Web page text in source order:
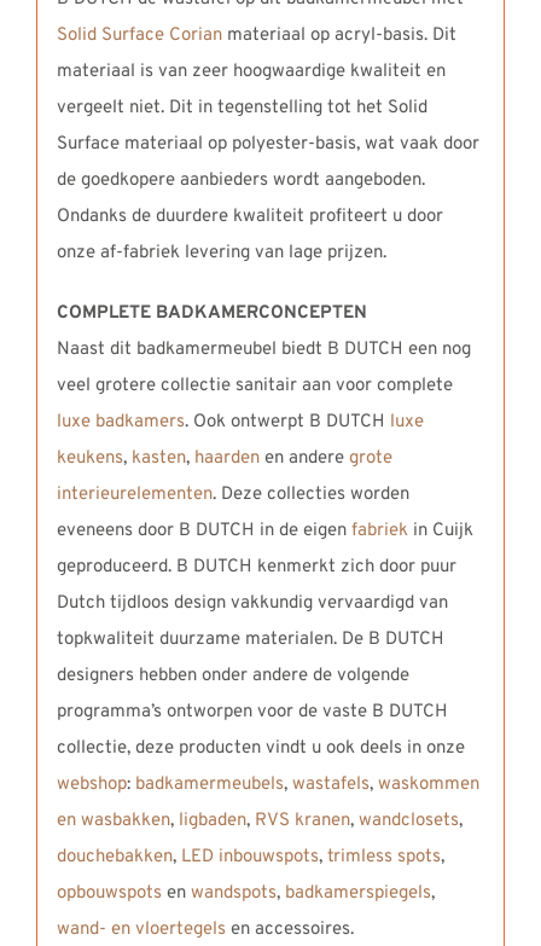
Solid Surface Corianmateriaal op acryl-basis. Dit
materiaal is van zeer hoogwaardige kwaliteit en
vergeelt niet. Dit in tegenstelling tot het Solid
Surface materiaal op polyester-basis, wat vaak door
de goedkopere aanbieders wordt aangeboden.
Ondanks de duurdere kwaliteit profiteert u door
onze af-fabriek levering van lage prijzen.
COMPLETE BADKAMERCONCEPTEN
Naast dit badkamermeubel biedt B DUTCH een nog
veel grotere collectie sanitair aan voor complete
luxe badkamers. Ook ontwerpt B DUTCH luxe
keukens, kasten, haardenen andere grote
interieurelementen. Deze collecties worden
eveneens door B DUTCH in de eigen fabriekin Cuijk
geproduceerd. B DUTCH kenmerkt zich door puur
Dutch tijdloos design vakkundig vervaardigd van
topkwaliteit duurzame materialen. De B DUTCH
designers hebben onder andere de volgende
programma’s ontworpen voor de vaste B DUTCH
collectie, deze producten vindt u ook deels in onze
webshop: badkamermeubels, wastafels, waskommen
en wasbakken, ligbaden, RVS kranen, wandclosets,
douchebakken, LED inbouwspots, trimless spots,
opbouwspots en wandspots, badkamerspiegels,
wand- en vloertegels en accessoires.